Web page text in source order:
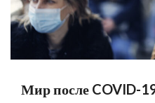
Мир после COVID-